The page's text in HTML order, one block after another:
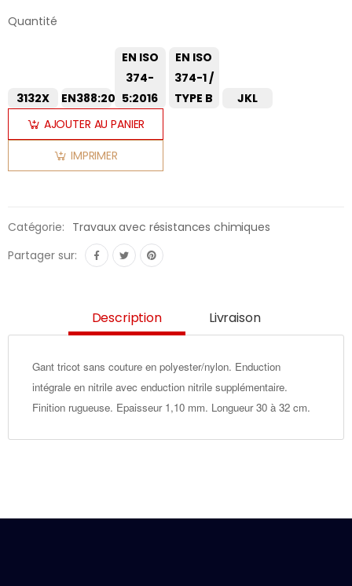
Quantité
3132X EN388:2016
EN ISO
374-
5:2016
EN ISO
374-1 /
TYPE B
JKL
AJOUTER AU PANIER
IMPRIMER
Catégorie: Travaux avec résistances chimiques
Partager sur:
Description Livraison
Gant tricot sans couture en polyester/nylon. Enduction
intégrale en nitrile avec enduction nitrile supplémentaire.
Finition rugueuse. Epaisseur 1,10 mm. Longueur 30 à 32 cm.